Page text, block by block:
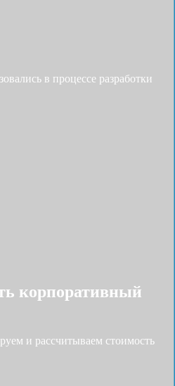
в процессе разработки
корпоративный
и рассчитываем стоимость